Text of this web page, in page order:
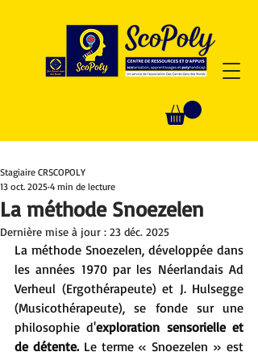
La méthode Snoezelen
Stagiaire CRSCOPOLY
13 oct. 2025 4 min de lecture
Dernière mise à jour : 23 déc. 2025
La méthode Snoezelen, développée dans
les années 1970 par les Néerlandais Ad
Verheul (Ergothérapeute) et J. Hulsegge
(Musicothérapeute), se fonde sur une
philosophie d'exploration sensorielle et
de détente. Le terme « Snoezelen » est